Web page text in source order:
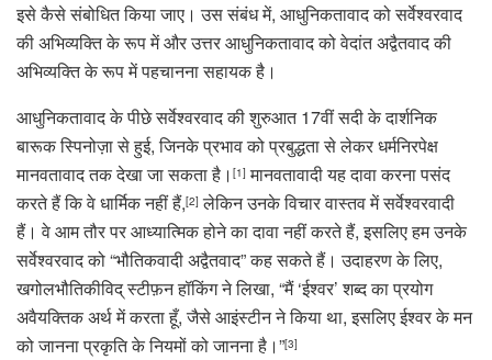
इसे कैसे संबोधित किया जाए। उस संबंध में, आधुनिकतावाद को सर्वेश्वरवाद
की अभिव्यक्ति के रूप में और उत्तर आधुनिकतावाद को वेदांत अद्वैतवाद की
अभिव्यक्ति के रूप में पहचानना सहायक है।
आधुनिकतावाद के पीछे सर्वेश्वरवाद की शुरुआत 17वीं सदी के दार्शनिक
बारूक स्पिनोज़ा से हुई, जिनके प्रभाव को प्रबुद्धता से लेकर धर्मनिरपेक्ष
मानवतावाद तक देखा जा सकता है। [1] मानवतावादी यह दावा करना पसंद
करते हैं कि वे धार्मिक नहीं हैं,[2] लेकिन उनके विचार वास्तव में सर्वेश्वरवादी
हैं। वे आम तौर पर आध्यात्मिक होने का दावा नहीं करते हैं, इसलिए हम उनके
सर्वेश्वरवाद को “भौतिकवादी अद्वैतवाद” कह सकते हैं। उदाहरण के लिए,
खगोलभौतिकीविद् स्टीफ़न हॉकिंग ने लिखा, “मैं ‘ईश्वर’ शब्द का प्रयोग
अवैयक्तिक अर्थ में करता हूँ, जैसे आइंस्टीन ने किया था, इसलिए ईश्वर के मन
को जानना प्रकृति के नियमों को जानना है।”[3]